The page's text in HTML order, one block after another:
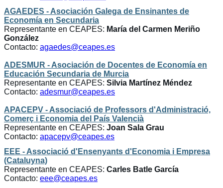
AGAEDES - Asociación Galega de Ensinantes de
Economía en Secundaria
Representante en CEAPES: María del Carmen Meriño
González
Contacto: agaedes@ceapes.es
ADESMUR - Asociación de Docentes de Economía en
Educación Secundaria de Murcia
Representante en CEAPES: Silvia Martínez Méndez
Contacto: adesmur@ceapes.es
APACEPV - Associació de Professors d'Administració,
Comerç i Economia del País Valencià
Representante en CEAPES: Joan Sala Grau
Contacto: apacepv@ceapes.es
EEE - Associació d'Ensenyants d'Economia i Empresa
(Cataluyna)
Representante en CEAPES: Carles Batle García
Contacto: eee@ceapes.es